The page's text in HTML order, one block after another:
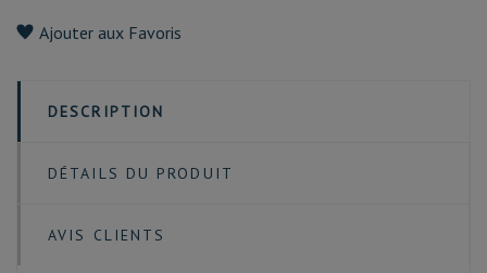
Ajouter aux Favoris
DESCRIPTION
DÉTAILS DU PRODUIT
AVIS CLIENTS